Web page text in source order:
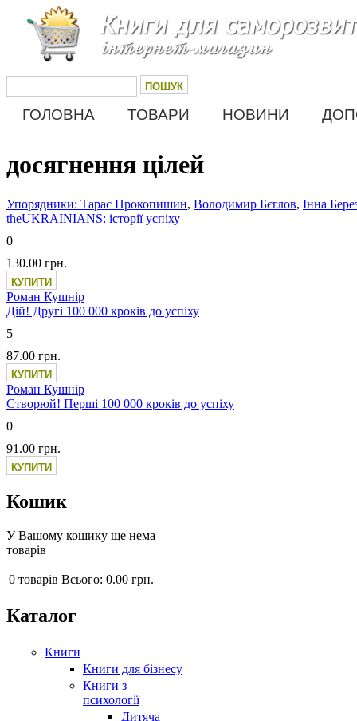
Перейти до основного матеріалу
Пошукова форма
Main menu
ГОЛОВНА ТОВАРИ НОВИНИ
досягнення цілей
Упорядники: Тарас Прокопишин, Володимир Бєглов, Інна
theUKRAINIANS: історії успіху
0
130.00 грн.
Роман Кушнір
Дій! Другі 100 000 кроків до успіху
5
87.00 грн.
Роман Кушнір
Створюй! Перші 100 000 кроків до успіху
0
91.00 грн.
Кошик
У Вашому кошику ще нема
товарів
0 товарів Всього: 0.00 грн.
Каталог
Книги
Книги для бізнесу
Книги з
психології
Дитяча